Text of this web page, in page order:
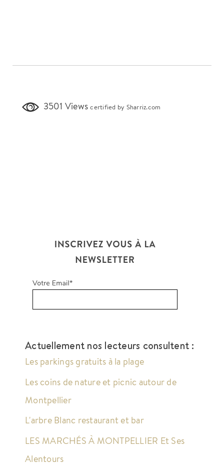
3501 Viewscertified by Sharriz.com
Actuellement nos lecteurs consultent :
Les parkings gratuits à la plage
Les coins de nature et picnic autour de
Montpellier
L'arbre Blanc restaurant et bar
LES MARCHÉS À MONTPELLIER Et Ses
Alentours